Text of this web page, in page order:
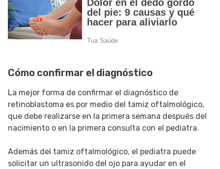
Cómo confirmar el diagnóstico
La mejor forma de confirmar el diagnóstico de
retinoblastoma es por medio del tamiz oftalmológico,
que debe realizarse en la primera semana después del
nacimiento o en la primera consulta con el pediatra.
Además del tamiz oftalmológico, el pediatra puede
solicitar un ultrasonido del ojo para ayudar en el